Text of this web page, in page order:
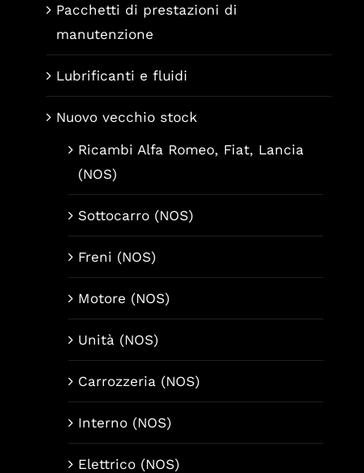
Pacchetti di prestazioni di
manutenzione
Lubrificanti e fluidi
Nuovo vecchio stock
Ricambi Alfa Romeo, Fiat, Lancia
(NOS)
Sottocarro (NOS)
Freni (NOS)
Motore (NOS)
Unità (NOS)
Carrozzeria (NOS)
Interno (NOS)
Elettrico (NOS)